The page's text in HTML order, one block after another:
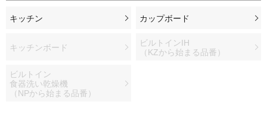
キッチン カップボード
キッチンボード
ビルトインIH
（KZから始まる品番）
ビルトイン
食器洗い乾燥機
（NPから始まる品番）